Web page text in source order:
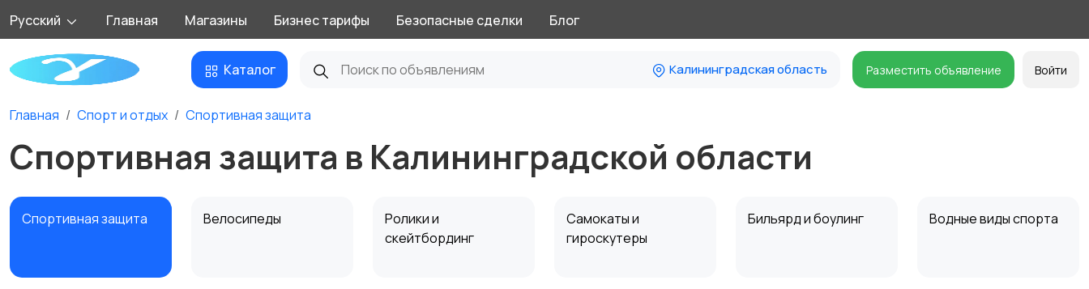
Русский Главная Магазины Бизнес тарифы Безопасные сделки Блог
Каталог Калининградская область Разместить объявление Войти
Главная Спорт и отдых Спортивная защита
Спортивная защита в Калининградской области
Спортивная защита Велосипеды
Ролики и
скейтбординг
Самокаты и
гироскутеры
Бильярд и боулинг Водные виды спорта